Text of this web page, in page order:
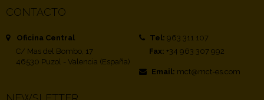
CONTACTO
Oficina Central
C/ Mas del Bombo, 17
46530 Puzol - Valencia (España)
Tel: 963 311 107
Fax: +34 963 307 992
Email: mct@mct-es.com